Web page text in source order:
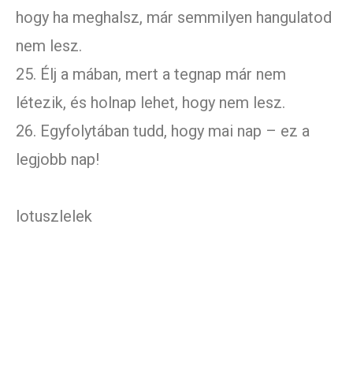
hogy ha meghalsz, már semmilyen hangulatod
nem lesz.
25. Élj a mában, mert a tegnap már nem
létezik, és holnap lehet, hogy nem lesz.
26. Egyfolytában tudd, hogy mai nap – ez a
legjobb nap!
lotuszlelek